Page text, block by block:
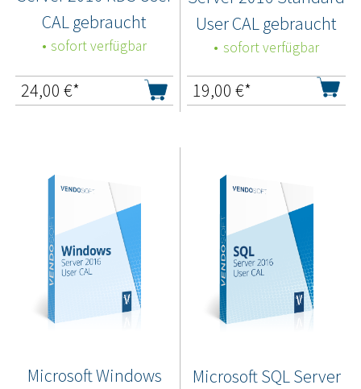
CAL gebraucht
sofort verfügbar
24,00 €*
User CAL gebraucht
sofort verfügbar
19,00 €*
Microsoft Windows
Microsoft SQL Server